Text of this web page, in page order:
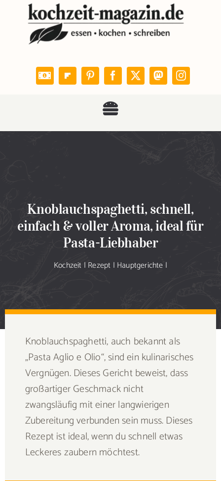
springen
Toggle
Sammlung
Speiseplan
Portfolio
Galerie
Rezept senden
Knoblauchspaghetti, schnell,
einfach & voller Aroma, ideal für
Pasta-Liebhaber
Kochzeit | Rezept | Hauptgerichte |
Knoblauchspaghetti, auch bekannt als
„Pasta Aglio e Olio“, sind ein kulinarisches
Vergnügen. Dieses Gericht beweist, dass
großartiger Geschmack nicht
zwangsläufig mit einer langwierigen
Zubereitung verbunden sein muss. Dieses
Rezept ist ideal, wenn du schnell etwas
Leckeres zaubern möchtest.